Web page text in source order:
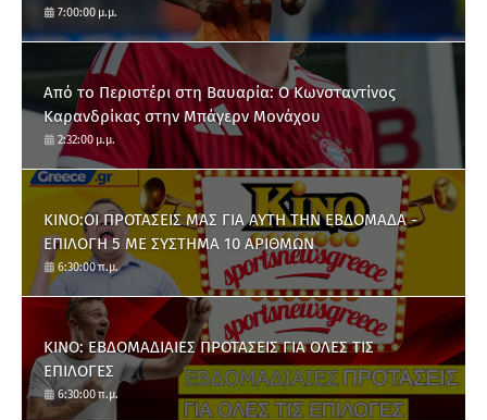
7:00:00 μ.μ.
Από το Περιστέρι στη Βαυαρία: O Κωνσταντίνος
Καρανδρίκας στην Μπάγερν Μονάχου
2:32:00 μ.μ.
ΚΙΝΟ:ΟΙ ΠΡΟΤΑΣΕΙΣ ΜΑΣ ΓΙΑ ΑΥΤΗ ΤΗΝ ΕΒΔΟΜΑΔΑ -
ΕΠΙΛΟΓΗ 5 ΜΕ ΣΥΣΤΗΜΑ 10 ΑΡΙΘΜΩΝ
6:30:00 π.μ.
ΚΙΝΟ: ΕΒΔΟΜΑΔΙΑΙΕΣ ΠΡΟΤΑΣΕΙΣ ΓΙΑ ΟΛΕΣ ΤΙΣ
ΕΠΙΛΟΓΕΣ
6:30:00 π.μ.